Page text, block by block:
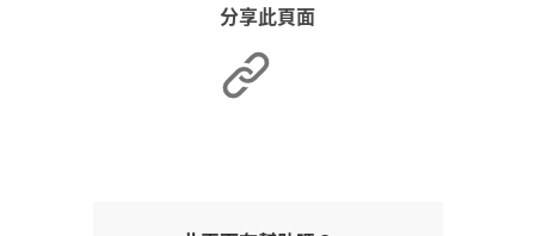
分享此頁面